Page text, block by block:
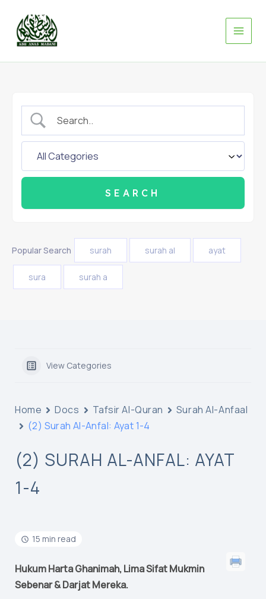
content
Popular Search surah surah al ayat
sura surah a
View Categories
Home Docs Tafsir Al-Quran
Surah Al-Anfaal
(2) Surah Al-Anfal: Ayat 1-4
(2) SURAH AL-ANFAL: AYAT
1-4
15 min read
Hukum Harta Ghanimah, Lima Sifat Mukmin
Sebenar & Darjat Mereka.